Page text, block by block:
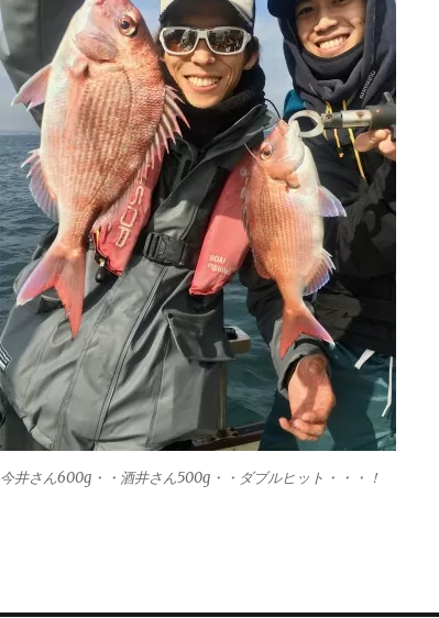
今井さん600g・・酒井さん500g・・ダブルヒット・・・！